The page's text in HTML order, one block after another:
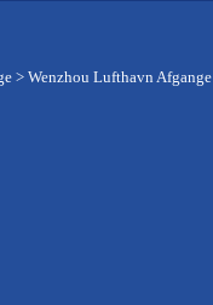
> Wenzhou Lufthavn Afgange